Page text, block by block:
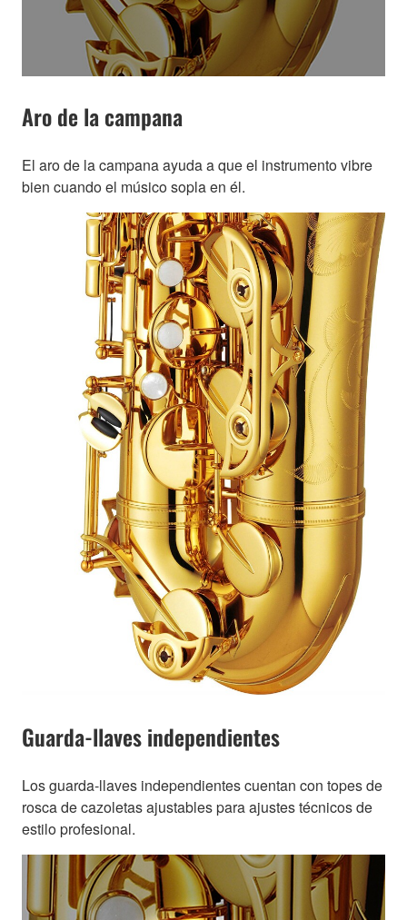
Aro de la campana
El aro de la campana ayuda a que el instrumento vibre
bien cuando el músico sopla en él.
Guarda-llaves independientes
Los guarda-llaves independientes cuentan con topes de
rosca de cazoletas ajustables para ajustes técnicos de
estilo profesional.